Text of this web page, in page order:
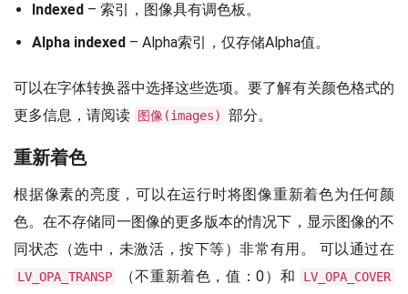
Indexed – 索引，图像具有调色板。
Alpha indexed – Alpha索引，仅存储Alpha值。
可以在字体转换器中选择这些选项。要了解有关颜色格式的
更多信息，请阅读
图像(images) 部分。
重新着色
根据像素的亮度，可以在运行时将图像重新着色为任何颜
色。在不存储同一图像的更多版本的情况下，显示图像的不
同状态（选中，未激活，按下等）非常有用。 可以通过在
LV_OPA_TRANSP （不重新着色，值：0）和 LV_OPA_COVER